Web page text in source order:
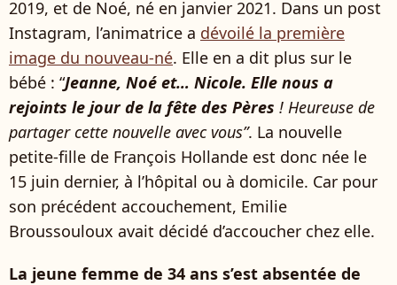
2019, et de Noé, né en janvier 2021. Dans un post
Instagram, l’animatrice a dévoilé la première
image du nouveau-né. Elle en a dit plus sur le
bébé : “Jeanne, Noé et… Nicole. Elle nous a
rejoints le jour de la fête des Pères ! Heureuse de
partager cette nouvelle avec vous”. La nouvelle
petite-fille de François Hollande est donc née le
15 juin dernier, à l’hôpital ou à domicile. Car pour
son précédent accouchement, Emilie
Broussouloux avait décidé d’accoucher chez elle.
La jeune femme de 34 ans s’est absentée de